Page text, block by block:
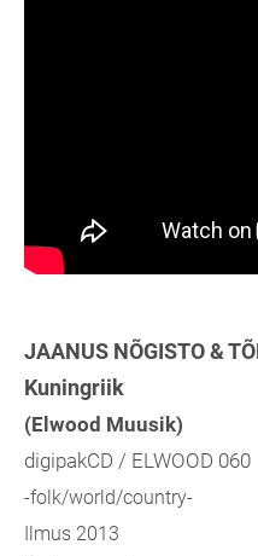
JAANUS NÕGISTO &
Kuningriik
(Elwood Muusik)
digipakCD / ELWOOD 060
-folk/world/country-
Ilmus 2013